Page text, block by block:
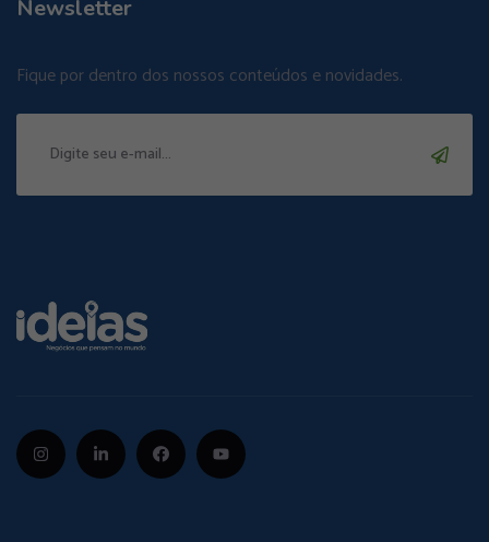
Newsletter
Fique por dentro dos nossos conteúdos e novidades.